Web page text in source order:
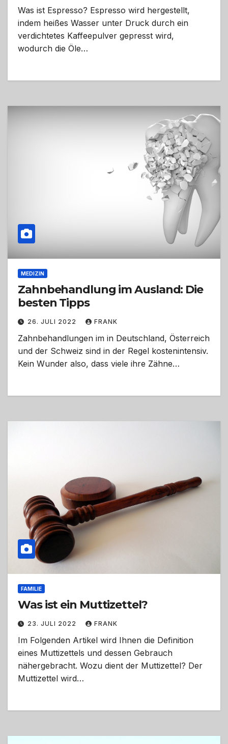
Was ist Espresso? Espresso wird hergestellt,
indem heißes Wasser unter Druck durch ein
verdichtetes Kaffeepulver gepresst wird,
wodurch die Öle…
MEDIZIN
Zahnbehandlung im Ausland: Die
besten Tipps
26. JULI 2022 FRANK
Zahnbehandlungen im in Deutschland, Österreich
und der Schweiz sind in der Regel kostenintensiv.
Kein Wunder also, dass viele ihre Zähne…
FAMILIE
Was ist ein Muttizettel?
23. JULI 2022 FRANK
Im Folgenden Artikel wird Ihnen die Definition
eines Muttizettels und dessen Gebrauch
nähergebracht. Wozu dient der Muttizettel? Der
Muttizettel wird…